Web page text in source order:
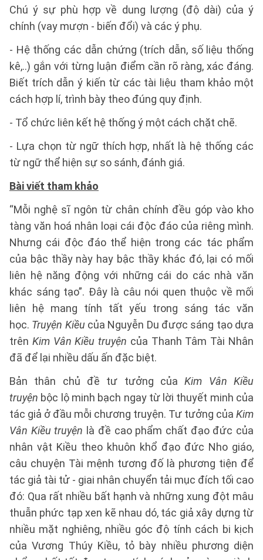
Chú ý sự phù hợp về dung lượng (độ dài) của ý
chính (vay mượn - biến đổi) và các ý phụ.
- Hệ thống các dẫn chứng (trích dẫn, số liệu thống
kê,..) gắn với từng luận điểm cần rõ ràng, xác đáng.
Biết trích dẫn ý kiến từ các tài liệu tham khảo một
cách hợp lí, trình bày theo đúng quy định.
- Tổ chức liên kết hệ thống ý một cách chặt chẽ.
- Lựa chọn từ ngữ thích hợp, nhất là hệ thống các
từ ngữ thể hiện sự so sánh, đánh giá.
Bài viết tham khảo
“Mỗi nghệ sĩ ngôn từ chân chính đều góp vào kho
tàng văn hoá nhân loại cái độc đáo của riêng mình.
Nhưng cái độc đáo thể hiện trong các tác phẩm
của bậc thầy này hay bậc thầy khác đó, lại có mối
liên hệ năng động với những cái do các nhà văn
khác sáng tạo”. Đây là câu nói quen thuộc về mối
liên hệ mang tính tất yếu trong sáng tác văn
học. Truyện Kiều của Nguyễn Du được sáng tạo dựa
trên Kim Vân Kiều truyện của Thanh Tâm Tài Nhân
đã để lại nhiều dấu ấn đặc biệt.
Bản thân chủ đề tư tưởng củaKim Vân Kiều
truyện bộc lộ minh bạch ngay từ lời thuyết minh của
tác giả ở đầu mỗi chương truyện. Tư tưởng của Kim
Vân Kiều truyện là đề cao phẩm chất đạo đức của
nhân vật Kiều theo khuôn khổ đạo đức Nho giáo,
câu chuyện Tài mệnh tương đố là phương tiện để
tác giả tài tử - giai nhân chuyển tải mục đích tối cao
đó: Qua rất nhiều bất hạnh và những xung đột mâu
thuẫn phức tạp xen kẽ nhau dó, tác giả xây dựng từ
nhiều mặt nghiêng, nhiều góc độ tính cách bi kịch
của Vương Thúy Kiều, tỏ bày nhiều phương diện